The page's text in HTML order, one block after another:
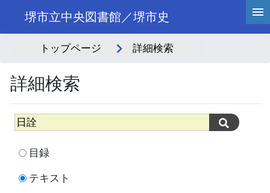
堺市立中央図書館／堺市史
トップページ 詳細検索
詳細検索
目録
テキスト